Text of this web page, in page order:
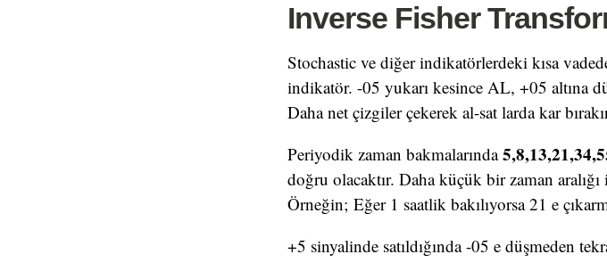
Inverse Fisher
Stochastic ve diğer indikatörlerdeki kısa
indikatör. -05 yukarı kesince AL, +05 altına
Daha net çizgiler çekerek al-sat larda kar
Periyodik zaman bakmalarında
doğru olacaktır. Daha küçük bir zaman aralığı
Örneğin; Eğer 1 saatlik bakılıyorsa 21 e
+5 sinyalinde satıldığında -05 e düşmeden